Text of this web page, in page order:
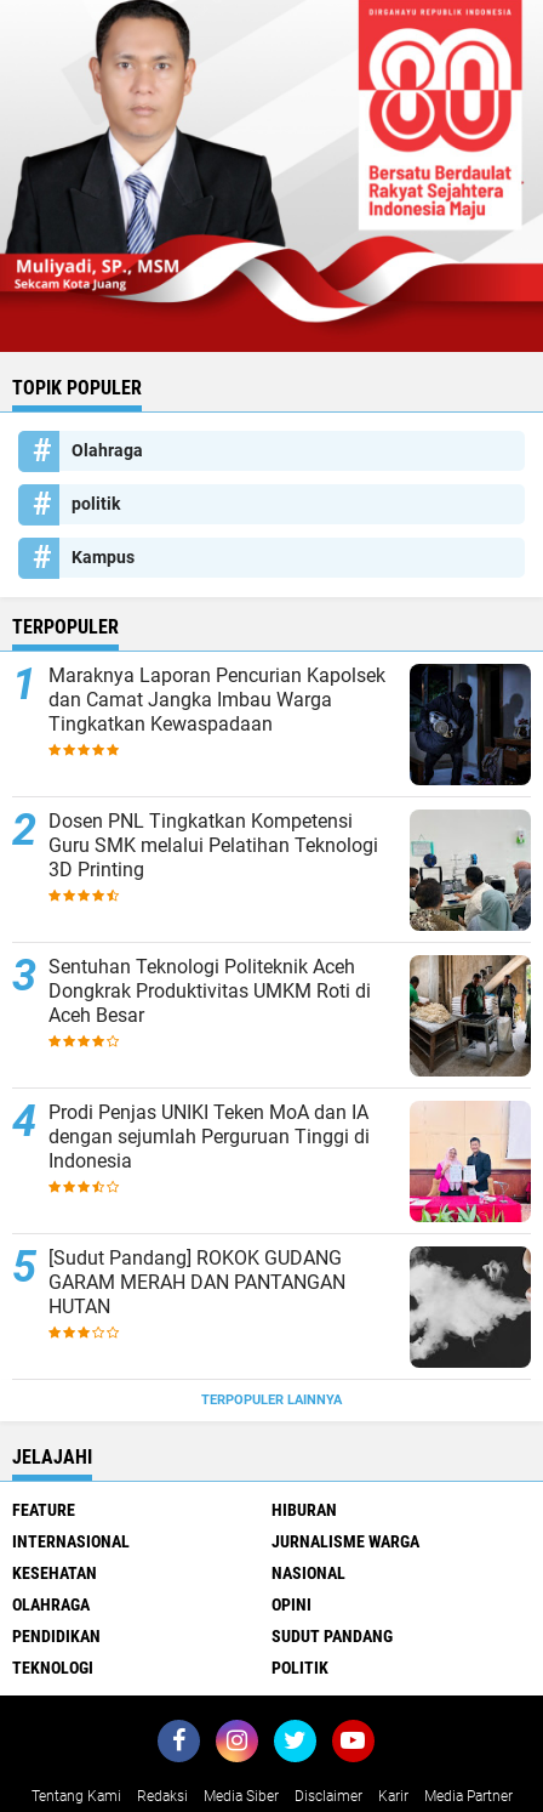
TOPIK POPULER
Olahraga
politik
Kampus
TERPOPULER
Maraknya Laporan Pencurian Kapolsek
dan Camat Jangka Imbau Warga
Tingkatkan Kewaspadaan
Dosen PNL Tingkatkan Kompetensi
Guru SMK melalui Pelatihan Teknologi
3D Printing
Sentuhan Teknologi Politeknik Aceh
Dongkrak Produktivitas UMKM Roti di
Aceh Besar
Prodi Penjas UNIKI Teken MoA dan IA
dengan sejumlah Perguruan Tinggi di
Indonesia
[Sudut Pandang] ROKOK GUDANG
GARAM MERAH DAN PANTANGAN
HUTAN
TERPOPULER LAINNYA
JELAJAHI
FEATURE
HIBURAN
INTERNASIONAL
JURNALISME WARGA
KESEHATAN
NASIONAL
OLAHRAGA
OPINI
PENDIDIKAN
SUDUT PANDANG
TEKNOLOGI
POLITIK
Tentang Kami Redaksi Media Siber Disclaimer Karir Media Partner